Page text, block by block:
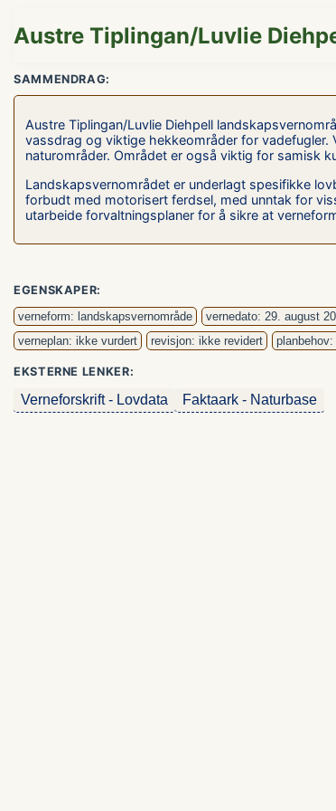
Austre Tiplingan/Luvlie
SAMMENDRAG:
Austre Tiplingan/Luvlie Diehpell
vassdrag og viktige hekkeområder for
naturområder. Området er også viktig for samisk
Landskapsvernområdet er underlagt spesifikke
forbudt med motorisert ferdsel, med unntak for
utarbeide forvaltningsplaner for å sikre at
EGENSKAPER:
verneform: landskapsvernområde
vernedato: 29. august
verneplan: ikke vurdert
revisjon: ikke revidert
EKSTERNE LENKER:
Verneforskrift - Lovdata Faktaark - Naturbase